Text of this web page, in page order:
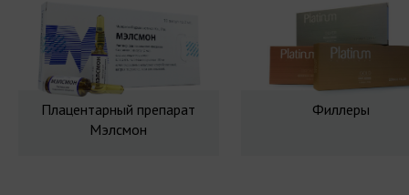
Плацентарный препарат
Мэлсмон
Филлеры